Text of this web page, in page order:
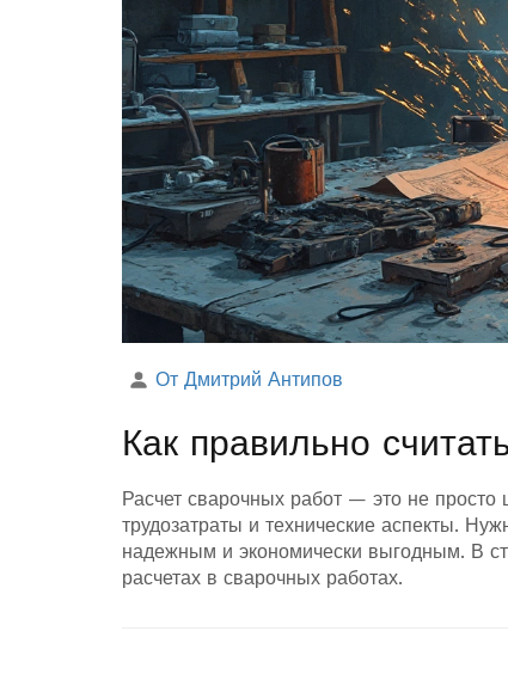
От Дмитрий Антипов
Как правильно
Расчет сварочных работ — это не
трудозатраты и технические аспекты.
надежным и экономически выгодным. В
расчетах в сварочных работах.